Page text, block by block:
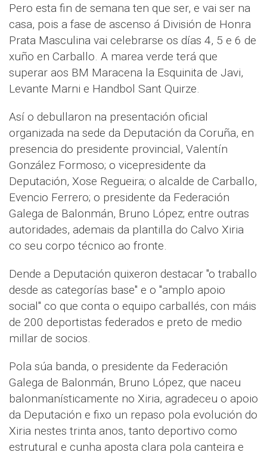
Pero esta fin de semana ten que ser, e vai ser na
casa, pois a fase de ascenso á División de Honra
Prata Masculina vai celebrarse os días 4, 5 e 6 de
xuño en Carballo. A marea verde terá que
superar aos BM Maracena la Esquinita de Javi,
Levante Marni e Handbol Sant Quirze.
Así o debullaron na presentación oficial
organizada na sede da Deputación da Coruña, en
presencia do presidente provincial, Valentín
González Formoso; o vicepresidente da
Deputación, Xose Regueira; o alcalde de Carballo,
Evencio Ferrero; o presidente da Federación
Galega de Balonmán, Bruno López; entre outras
autoridades, ademais da plantilla do Calvo Xiria
co seu corpo técnico ao fronte.
Dende a Deputación quixeron destacar "o traballo
desde as categorías base" e o "amplo apoio
social" co que conta o equipo carballés, con máis
de 200 deportistas federados e preto de medio
millar de socios.
Pola súa banda, o presidente da Federación
Galega de Balonmán, Bruno López, que naceu
balonmanísticamente no Xiria, agradeceu o apoio
da Deputación e fixo un repaso pola evolución do
Xiria nestes trinta anos, tanto deportivo como
estrutural e cunha aposta clara pola canteira e